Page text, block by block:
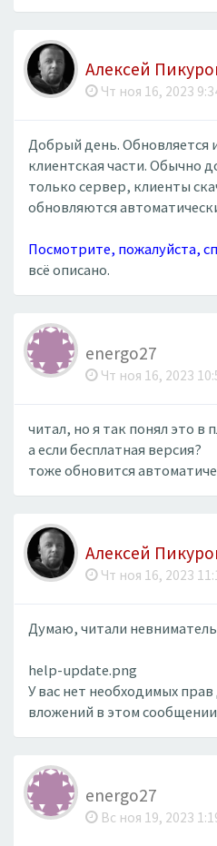
Алексей
Чт ноя 16, 2023
Добрый день. Обновляется
клиентская части. Обычно
только сервер, клиенты
обновляются
Посмотрите, пожалуйста,
всё описано.
energo27
Чт ноя 16, 2023
читал, но я так понял это в
а если бесплатная версия?
тоже обновится
Алексей
Чт ноя 16, 2023
Думаю, читали
help-update.png
У вас нет необходимых
вложений в этом
energo27
Вс ноя 19, 2023